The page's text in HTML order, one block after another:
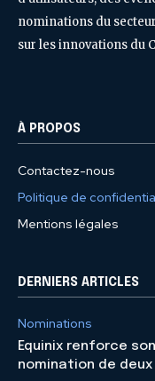
nominations du
sur les innovations du
À PROPOS
Contactez-nous
Politique de
Mentions légales
DERNIERS ARTICLES
Nominations
Equinix renforce
nomination de